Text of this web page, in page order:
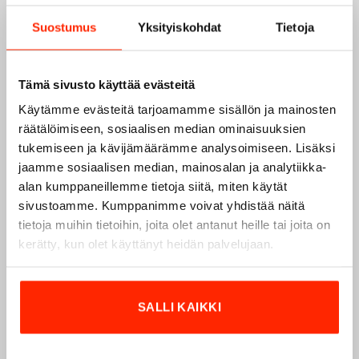
Suostumus Yksityiskohdat Tietoja
Tämä sivusto käyttää evästeitä
Käytämme evästeitä tarjoamamme sisällön ja mainosten
räätälöimiseen, sosiaalisen median ominaisuuksien
tukemiseen ja kävijämäärämme analysoimiseen. Lisäksi
jaamme sosiaalisen median, mainosalan ja analytiikka-
alan kumppaneillemme tietoja siitä, miten käytät
sivustoamme. Kumppanimme voivat yhdistää näitä
tietoja muihin tietoihin, joita olet antanut heille tai joita on
kerätty, kun olet käyttänyt heidän palvelujaan.
SALLI KAIKKI
Origopro – Suomalainen laatumerkki vuodesta
1975
Origopro on suomalainen turvallisuus- ja
jotka on kehitetty vuosikymmenten kokemuksella
puolustusvoimien ja poliisin sopimusvalmistajana.